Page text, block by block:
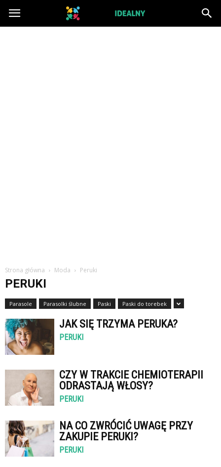
ZwiazekIdealny.pl
Strona główna Moda Peruki
PERUKI
Parasole Parasolki ślubne Paski Paski do torebek
JAK SIĘ TRZYMA PERUKA?
PERUKI
CZY W TRAKCIE CHEMIOTERAPII
ODRASTAJĄ WŁOSY?
PERUKI
NA CO ZWRÓCIĆ UWAGĘ PRZY
ZAKUPIE PERUKI?
PERUKI